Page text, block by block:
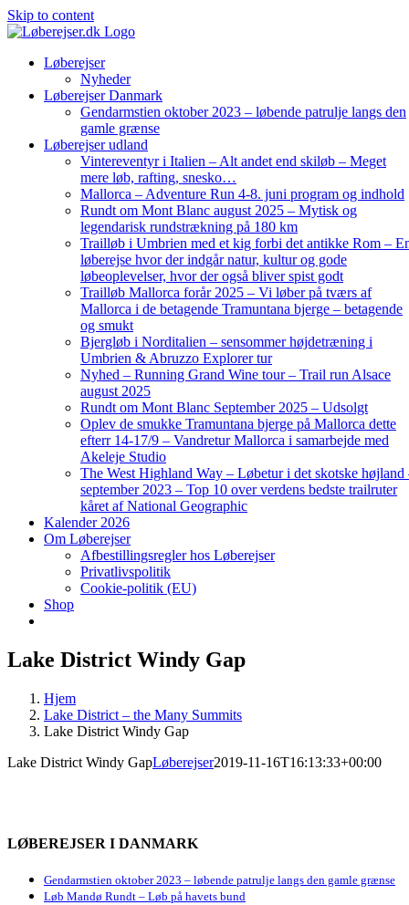
Skip to content
Løberejser
Nyheder
Løberejser Danmark
Gendarmstien oktober 2023 – løbende patrulje langs den
gamle grænse
Løberejser udland
Vintereventyr i Italien – Alt andet end skiløb – Meget
mere løb, rafting, snesko…
Mallorca – Adventure Run 4-8. juni program og indhold
Rundt om Mont Blanc august 2025 – Mytisk og
legendarisk rundstrækning på 180 km
Trailløb i Umbrien med et kig forbi det antikke Rom –
løberejse hvor der indgår natur, kultur og gode
løbeoplevelser, hvor der også bliver spist godt
Trailløb Mallorca forår 2025 – Vi løber på tværs af
Mallorca i de betagende Tramuntana bjerge – betagende
og smukt
Bjergløb i Norditalien – sensommer højdetræning i
Umbrien & Abruzzo Explorer tur
Nyhed – Running Grand Wine tour – Trail run Alsace
august 2025
Rundt om Mont Blanc September 2025 – Udsolgt
Oplev de smukke Tramuntana bjerge på Mallorca dette
efterr 14-17/9 – Vandretur Mallorca i samarbejde med
Akeleje Studio
The West Highland Way – Løbetur i det skotske højland
september 2023 – Top 10 over verdens bedste trailruter
kåret af National Geographic
Kalender 2026
Om Løberejser
Afbestillingsregler hos Løberejser
Privatlivspolitik
Cookie-politik (EU)
Shop
Lake District Windy Gap
Hjem
Lake District – the Many Summits
Lake District Windy Gap
Lake District Windy GapLøberejser2019-11-16T16:13:33+00:00
LØBEREJSER I DANMARK
Gendarmstien oktober 2023 – løbende patrulje langs den gamle grænse
Løb Mandø Rundt – Løb på havets bund